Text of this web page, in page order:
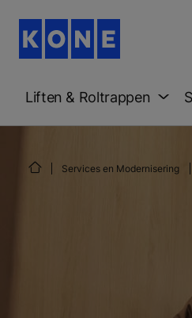
Liften & Roltrappen
Services en Modernisering